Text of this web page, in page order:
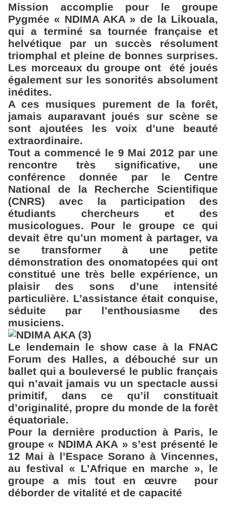
Mission accomplie pour le groupe
Pygmée « NDIMA AKA » de la Likouala,
qui a terminé sa tournée française et
helvétique par un succès résolument
triomphal et pleine de bonnes surprises.
Les morceaux du groupe ont
été joués
également sur les sonorités absolument
inédites.
A ces musiques purement de la forêt,
jamais auparavant joués sur scène se
sont ajoutées les voix d’une beauté
extraordinaire.
Tout a commencé le 9 Mai 2012 par une
rencontre très significative, une
conférence donnée par le Centre
National de la Recherche Scientifique
(CNRS) avec la participation des
étudiants chercheurs et des
musicologues. Pour le groupe ce qui
devait être qu’un moment à partager, va
se transformer à une petite
démonstration des onomatopées qui ont
constitué une très belle expérience, un
plaisir des sons d’une intensité
particulière. L’assistance était conquise,
séduite par l’enthousiasme des
musiciens.
Le lendemain le show case à la FNAC
Forum des Halles, a débouché sur un
ballet qui a bouleversé le public français
qui n’avait jamais vu un spectacle aussi
primitif, dans ce qu’il constituait
d’originalité, propre du monde de la forêt
équatoriale.
Pour la dernière production à Paris, le
groupe « NDIMA AKA » s’est présenté le
12 Mai à l’Espace Sorano à Vincennes,
au festival « L’Afrique en marche », le
groupe a mis tout en œuvre
pour
déborder de vitalité et de capacité